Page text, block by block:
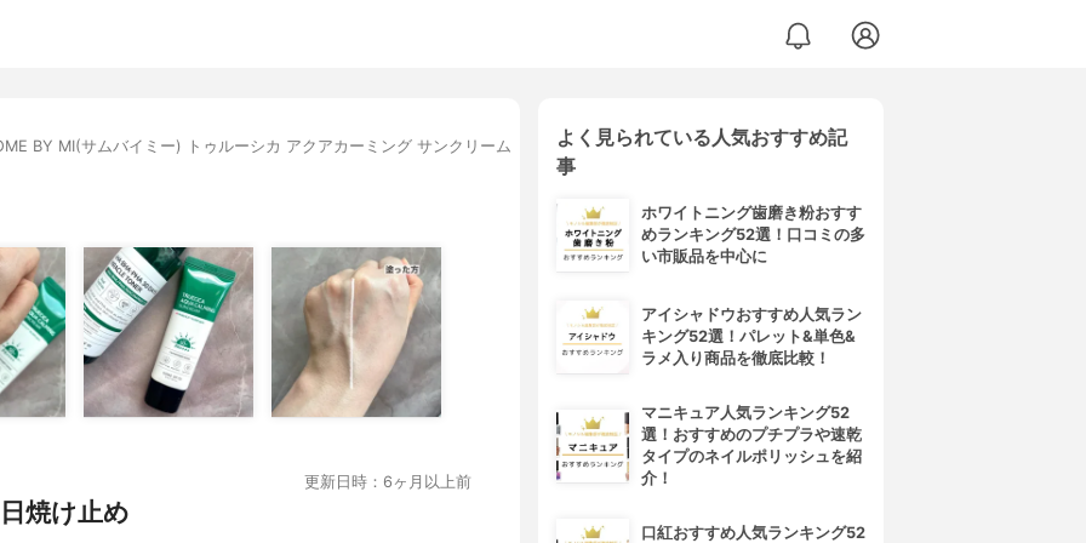
BY MI(サムバイミー) トゥルーシカ アクアカーミング サンクリーム
更新日時：6ヶ月以上前
焼け止め
よく見られている人気おすすめ記
事
ホワイトニング歯磨き粉おすす
めランキング52選！口コミの多
い市販品を中心に
アイシャドウおすすめ人気ラン
キング52選！パレット&単色&
ラメ入り商品を徹底比較！
マニキュア人気ランキング52
選！おすすめのプチプラや速乾
タイプのネイルポリッシュを紹
介！
口紅おすすめ人気ランキング52